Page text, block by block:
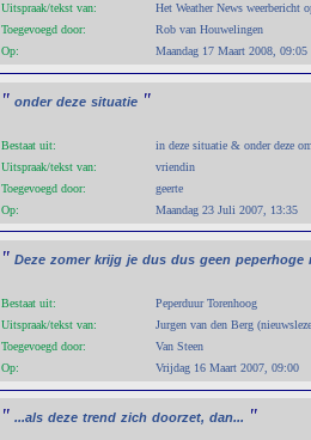
Uitspraak/tekst van:
Het Weather News weerbericht
Toegevoegd door:
Rob van Houwelingen
Op:
Maandag 17 Maart 2008, 09:05
" onder deze situatie "
Bestaat uit:
in deze situatie & onder deze
Uitspraak/tekst van:
vriendin
Toegevoegd door:
geerte
Op:
Maandag 23 Juli 2007, 13:35
" Deze zomer krijg je dus dus geen peperhoge
Bestaat uit:
Peperduur Torenhoog
Uitspraak/tekst van:
Jurgen van den Berg
Toegevoegd door:
Van Steen
Op:
Vrijdag 16 Maart 2007, 09:00
" ...als deze trend zich doorzet, dan... "